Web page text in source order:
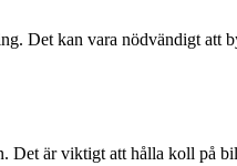
Det kan vara nödvändigt att
Det är viktigt att hålla koll på